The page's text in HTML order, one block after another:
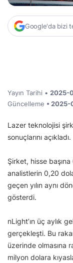
Google'da bizi
Yayın Tarihi • 2025-
Güncelleme • 2025-
Lazer teknolojisi
sonuçlarını açıkladı.
Şirket, hisse
analistlerin 0,20
geçen yılın aynı
gösterdi.
nLight’ın üç aylık
gerçekleşti. Bu
üzerinde olmasına
milyon dolara